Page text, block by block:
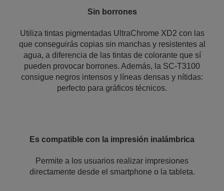
Sin borrones
Utiliza tintas pigmentadas UltraChrome XD2 con las
que conseguirás copias sin manchas y resistentes al
agua, a diferencia de las tintas de colorante que sí
pueden provocar borrones. Además, la SC-T3100
consigue negros intensos y líneas densas y nítidas:
perfecto para gráficos técnicos.
Es compatible con la impresión inalámbrica
Permite a los usuarios realizar impresiones
directamente desde el smartphone o la tableta.